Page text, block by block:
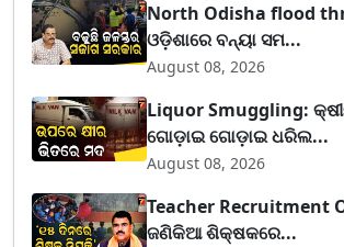
North Odisha flood
ଓଡ଼ିଶାରେ ବନ୍ୟା ସମ...
August 08, 2026
Liquor Smuggling:
ଗୋଡ଼ାଇ ଗୋଡ଼ାଇ ଧରିଲ...
August 08, 2026
Teacher Recruitment
ଜଣିକିଆ ଶିକ୍ଷକରେ...